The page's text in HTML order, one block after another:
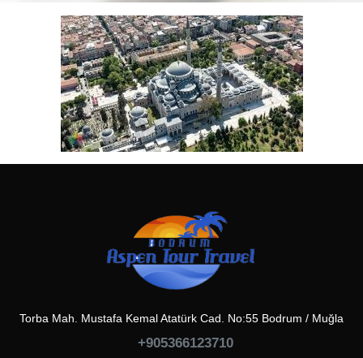
Torba Mah. Mustafa Kemal Atatürk Cad. No:55 Bodrum / Muğla
+905366123710